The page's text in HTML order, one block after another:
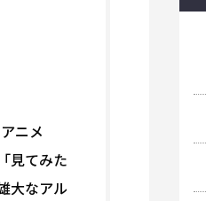
ニメ
見てみた
大なアル